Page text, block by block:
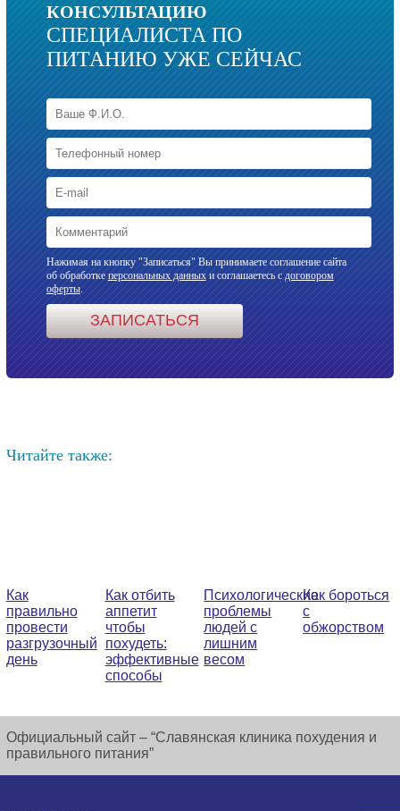
КОНСУЛЬТАЦИЮ
СПЕЦИАЛИСТА ПО
ПИТАНИЮ УЖЕ СЕЙЧАС
Нажимая на кнопку "Записаться" Вы принимаете соглашение сайта
об обработке персональных данныхи соглашаетесь с договором
оферты.
Читайте также:
Как
правильно
провести
разгрузочный
день
Как отбить
аппетит
чтобы
похудеть:
эффективные
способы
Психологические
проблемы
людей с
лишним
весом
Как бороться
с
обжорством
Официальный сайт – “Славянская клиника похудения и
правильного питания”